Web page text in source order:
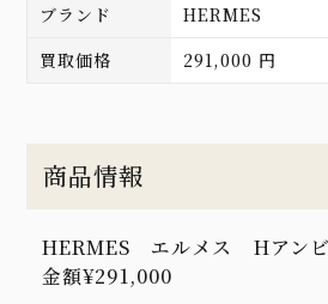
ブランド
HERMES
買取価格
291,000 円
商品情報
HERMES エルメス Hアン
金額¥291,000